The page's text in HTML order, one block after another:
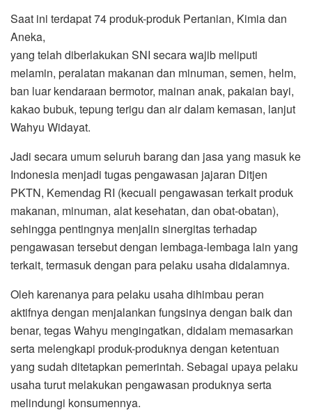
Saat ini terdapat 74 produk-produk Pertanian, Kimia dan
Aneka,
yang telah diberlakukan SNI secara wajib meliputi
melamin, peralatan makanan dan minuman, semen, helm,
ban luar kendaraan bermotor, mainan anak, pakaian bayi,
kakao bubuk, tepung terigu dan air dalam kemasan, lanjut
Wahyu Widayat.
Jadi secara umum seluruh barang dan jasa yang masuk ke
Indonesia menjadi tugas pengawasan jajaran Ditjen
PKTN, Kemendag RI (kecuali pengawasan terkait produk
makanan, minuman, alat kesehatan, dan obat-obatan),
sehingga pentingnya menjalin sinergitas terhadap
pengawasan tersebut dengan lembaga-lembaga lain yang
terkait, termasuk dengan para pelaku usaha didalamnya.
Oleh karenanya para pelaku usaha dihimbau peran
aktifnya dengan menjalankan fungsinya dengan baik dan
benar, tegas Wahyu mengingatkan, didalam memasarkan
serta melengkapi produk-produknya dengan ketentuan
yang sudah ditetapkan pemerintah. Sebagai upaya pelaku
usaha turut melakukan pengawasan produknya serta
melindungi konsumennya.